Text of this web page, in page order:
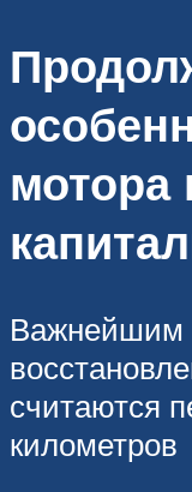
мотора
Важнейшим
считаются
километров